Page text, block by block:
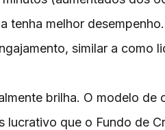
tenha melhor
similar a como
brilha. O modelo de
que o Fundo de